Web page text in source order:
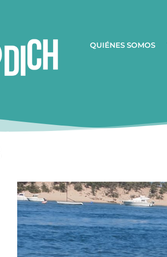
QUIÉNES SOMOS